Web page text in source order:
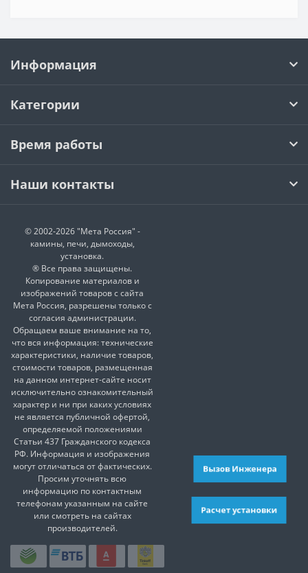
Информация
Категории
Время работы
Наши контакты
© 2002-2026 "Мета Россия" -
камины, печи, дымоходы,
установка.
® Все права защищены.
Копирование материалов и
изображений товаров с сайта
Мета Россия, разрешены только с
согласия администрации.
Обращаем ваше внимание на то,
что вся информация: технические
характеристики, наличие товаров,
стоимости товаров, размещенная
на данном интернет-сайте носит
исключительно ознакомительный
характер и ни при каких условиях
не является публичной офертой,
определяемой положениями
Статьи 437 Гражданского кодекса
РФ. Информация и изображения
могут отличаться от фактических.
Просим уточнять всю
информацию по контактным
телефонам указанным на сайте
или смотреть на сайтах
производителей.
Расчет установки
Вызов Инженера